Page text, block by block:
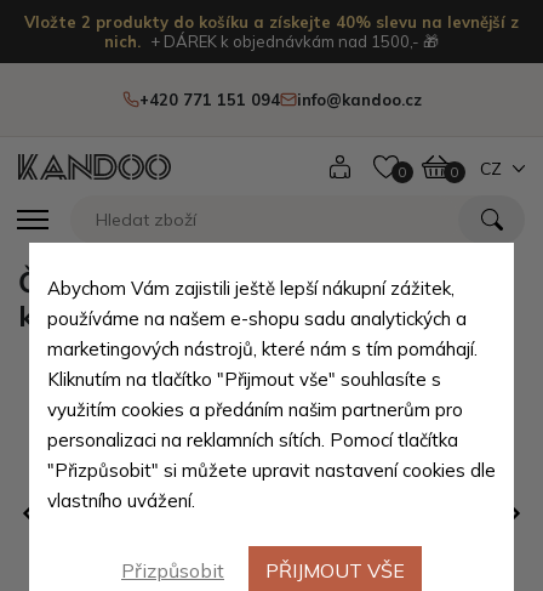
Vložte 2 produkty do košíku a získejte 40% slevu na levnější z
nich.
+ DÁREK k objednávkám nad 1500,- 🎁
+420 771 151 094 info@kandoo.cz
0 0 CZ
Černý kožený batoh na notebook s
klopou Wynand
Abychom Vám zajistili ještě lepší nákupní zážitek,
používáme na našem e-shopu sadu analytických a
marketingových nástrojů, které nám s tím pomáhají.
Kliknutím na tlačítko "Přijmout vše" souhlasíte s
využitím cookies a předáním našim partnerům pro
personalizaci na reklamních sítích. Pomocí tlačítka
"Přizpůsobit" si můžete upravit nastavení cookies dle
vlastního uvážení.
Přizpůsobit PŘIJMOUT VŠE